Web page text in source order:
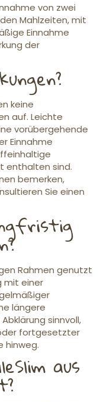
von zwei
Mahlzeiten, mit
Einnahme
der
keine
auf. Leichte
vorübergehende
Einnahme
enthalten sind.
bemerken,
Sie einen
Rahmen genutzt
mit einer
längere
sinnvoll,
fortgesetzter
hinweg.
aus